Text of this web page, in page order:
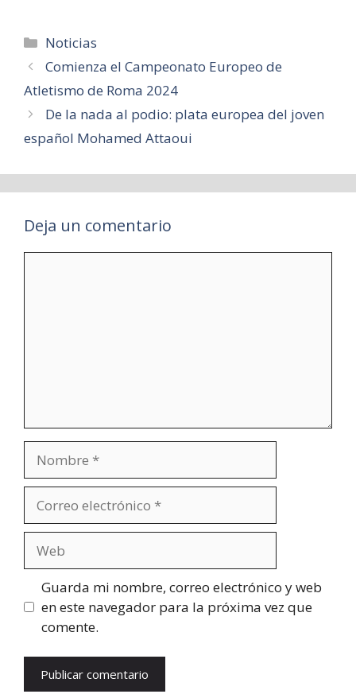
Categorías
Noticias
Comienza el Campeonato Europeo de
Atletismo de Roma 2024
De la nada al podio: plata europea del joven
español Mohamed Attaoui
Deja un comentario
electrónico
Guarda mi nombre, correo electrónico y web
en este navegador para la próxima vez que
comente.